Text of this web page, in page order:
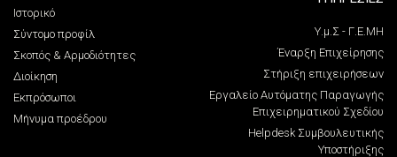
Ιστορικό
Σύντομο προφίλ
Σκοπός & Αρμοδιότητες
Διοίκηση
Εκπρόσωποι
Μήνυμα προέδρου
Υ.μ.Σ - Γ.Ε.ΜΗ
Έναρξη Επιχείρησης
Στήριξη επιχειρήσεων
Εργαλείο Αυτόματης Παραγωγής
Επιχειρηματικού Σχεδίου
Helpdesk Συμβουλευτικής
Υποστήριξης